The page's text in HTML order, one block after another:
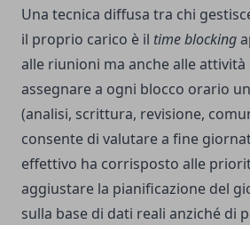
Una tecnica diffusa tra chi
il proprio carico è il time blocking
alle riunioni ma anche alle attività
assegnare a ogni blocco orario
(analisi, scrittura, revisione,
consente di valutare a fine
effettivo ha corrisposto alle
aggiustare la pianificazione del
sulla base di dati reali anziché di